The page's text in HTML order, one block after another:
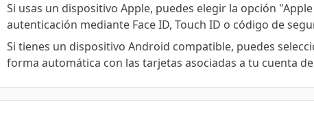
Si usas un dispositivo Apple, puedes elegir la opción
autenticación mediante Face ID, Touch ID o código de
Si tienes un dispositivo Android compatible, puedes
forma automática con las tarjetas asociadas a tu cuenta